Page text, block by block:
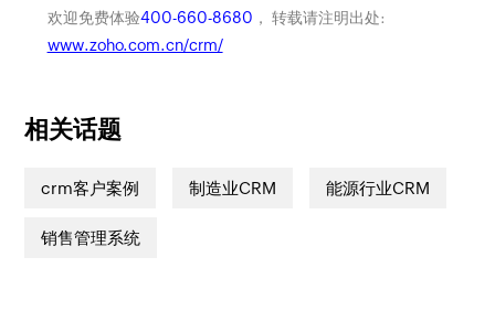
欢迎免费体验400-660-8680 ， 转载请注明出处:
www.zoho.com.cn/crm/
相关话题
crm客户案例 制造业CRM 能源行业CRM
销售管理系统